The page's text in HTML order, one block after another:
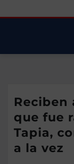
Reciben
que fue
Tapia,
a la vez